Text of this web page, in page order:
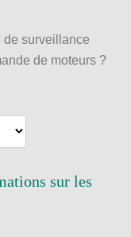
de surveillance
de moteurs ?
sur les